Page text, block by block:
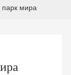
парк мира